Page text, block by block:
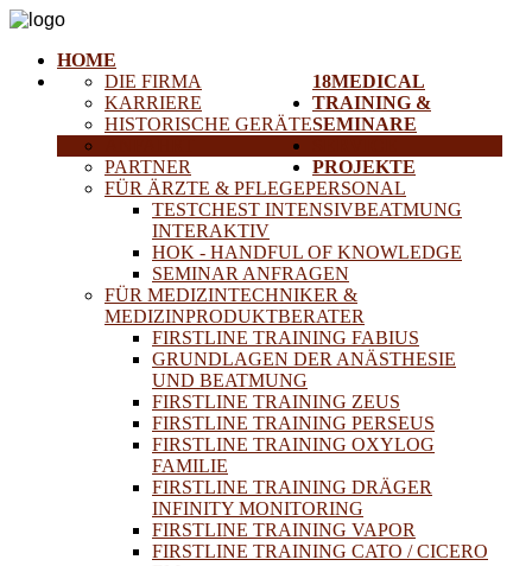
HOME
18MEDICAL
DIE FIRMA
KARRIERE
HISTORISCHE GERÄTE
PARTNER
TRAINING &
SEMINARE
FÜR ÄRZTE & PFLEGEPERSONAL
TESTCHEST INTENSIVBEATMUNG
INTERAKTIV
HOK - HANDFUL OF KNOWLEDGE
SEMINAR ANFRAGEN
FÜR MEDIZINTECHNIKER &
MEDIZINPRODUKTBERATER
FIRSTLINE TRAINING FABIUS
GRUNDLAGEN DER ANÄSTHESIE
UND BEATMUNG
FIRSTLINE TRAINING ZEUS
FIRSTLINE TRAINING PERSEUS
FIRSTLINE TRAINING OXYLOG
FAMILIE
FIRSTLINE TRAINING DRÄGER
INFINITY MONITORING
FIRSTLINE TRAINING VAPOR
FIRSTLINE TRAINING CATO / CICERO
PROJEKTE